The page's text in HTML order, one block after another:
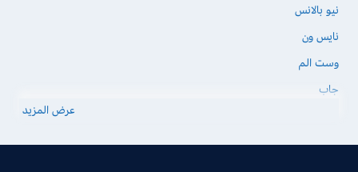
نيو بالانس
نايس ون
وست الم
جاب
عرض المزيد